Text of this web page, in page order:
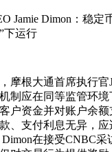
Jamie Dimon：稳定
下运行
摩根大通首席执行官
制应在同等监管环境
户资金并对账户余
、支付利息无异，
在接受CNBC采